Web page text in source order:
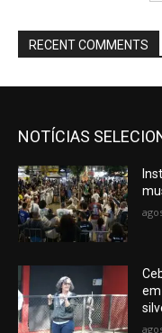
RECENT COMMENTS
NOTÍCIAS